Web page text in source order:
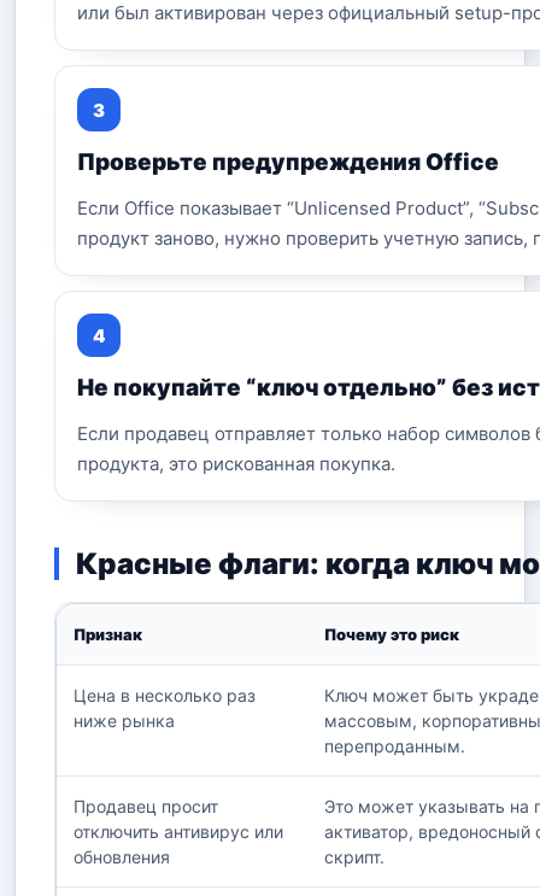
или был активирован через официальный setup-
Проверьте предупреждения Office
Если Office показывает “Unlicensed Product”,
продукт заново, нужно проверить учетную запись,
Не покупайте “ключ отдельно” без
Если продавец отправляет только набор
продукта, это рискованная покупка.
Красные флаги: когда ключ
Признак Почему это риск
Цена в несколько раз
ниже рынка
Ключ может быть
массовым,
перепроданным.
Продавец просит
отключить антивирус или
обновления
Это может указывать на
активатор, вредоносный
скрипт.